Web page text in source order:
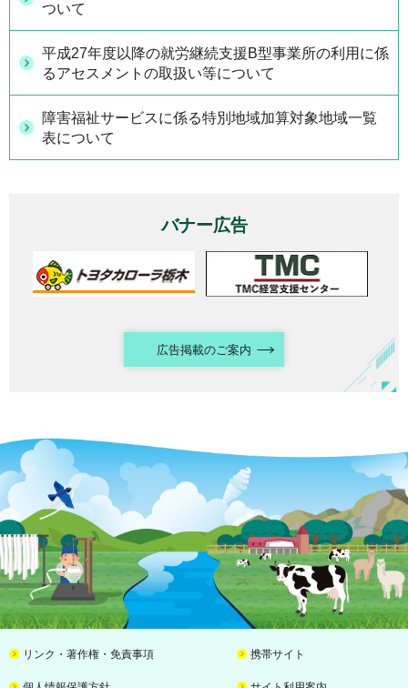
ついて
平成27年度以降の就労継続支援B型事業所の利用に係
るアセスメントの取扱い等について
障害福祉サービスに係る特別地域加算対象地域一覧
表について
バナー広告
広告掲載のご案内
リンク・著作権・免責事項 携帯サイト